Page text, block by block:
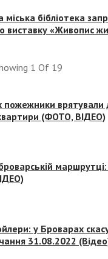
міська бібліотека
виставку «Живопис
1 Of 19
врятували
(ФОТО, ВІДЕО)
маршрутці:
у Броварах
31.08.2022